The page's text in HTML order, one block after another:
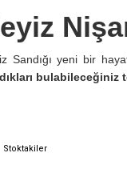
Sandığı yeni bir
bulabileceğiniz
Stoktakiler